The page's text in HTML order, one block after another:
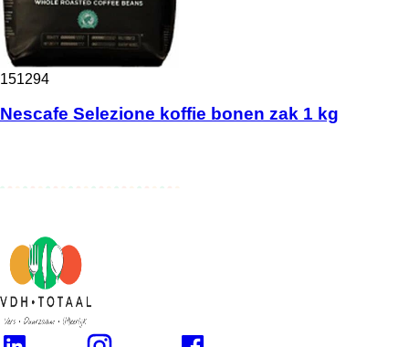
151294
Nescafe Selezione koffie bonen zak 1 kg